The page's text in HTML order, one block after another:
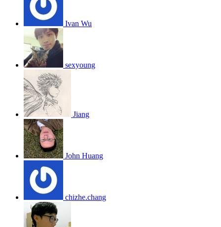
Ivan Wu
sexyoung
Jiang
John Huang
chizhe.chang